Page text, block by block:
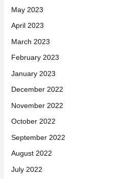
May 2023
April 2023
March 2023
February 2023
January 2023
December 2022
November 2022
October 2022
September 2022
August 2022
July 2022